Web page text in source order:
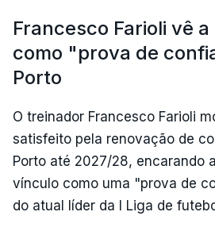
Francesco Farioli vê
como "prova de
Porto
O treinador Francesco Farioli
satisfeito pela renovação de
Porto até 2027/28, encarando
vínculo como uma "prova de
do atual líder da I Liga de